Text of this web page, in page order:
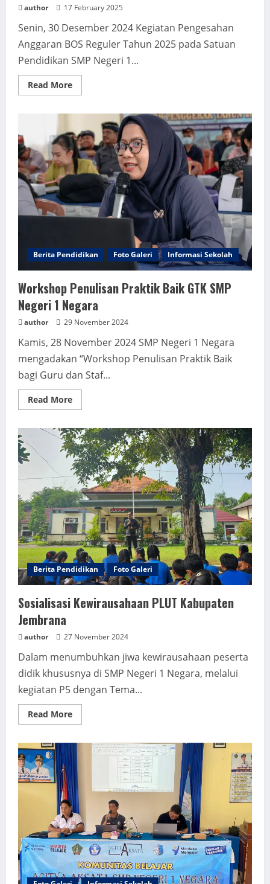
author 17 February 2025
Senin, 30 Desember 2024 Kegiatan Pengesahan
Anggaran BOS Reguler Tahun 2025 pada Satuan
Pendidikan SMP Negeri 1...
Read MoreRead
more
Pengesahan
Anggaran
BOS
Reguler
Tahun
2025
Berita Pendidikan Foto Galeri Informasi Sekolah
Workshop Penulisan Praktik Baik GTK SMP
Negeri 1 Negara
author 29 November 2024
Kamis, 28 November 2024 SMP Negeri 1 Negara
mengadakan “Workshop Penulisan Praktik Baik
bagi Guru dan Staf...
Read MoreRead
more
Penulisan
Praktik
Baik
GTK
SMP
Negeri
Negara
Berita Pendidikan Foto Galeri
Sosialisasi Kewirausahaan PLUT Kabupaten
Jembrana
author 27 November 2024
Dalam menumbuhkan jiwa kewirausahaan peserta
didik khususnya di SMP Negeri 1 Negara, melalui
kegiatan P5 dengan Tema...
Read MoreRead
more
Kewirausahaan
PLUT
Jembrana